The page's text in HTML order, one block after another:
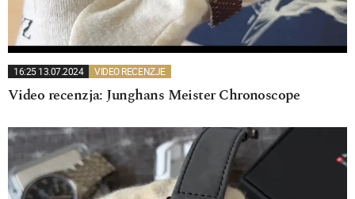
16:25 13.07.2024 VIDEO RECENZJE
Video recenzja: Junghans Meister Chronoscope